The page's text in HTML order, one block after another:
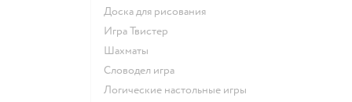
Доска для рисования
Игра Твистер
Шахматы
Словодел игра
Логические настольные игры